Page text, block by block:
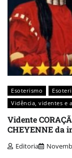
Esoterismo
Vidência, videntes e
Vidente
CHEYENNE da
Editoria